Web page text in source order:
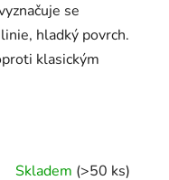
se
hladký povrch.
klasickým
Skladem (>50 ks)